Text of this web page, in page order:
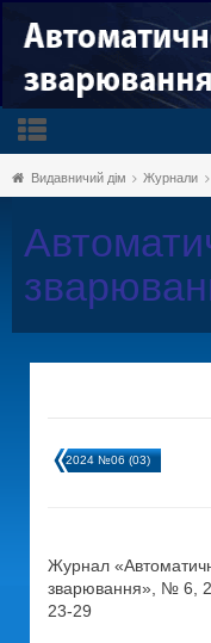
Видавничий дім Журнали
2024 №06 (03)
Журнал
зварювання», № 6,
23-29